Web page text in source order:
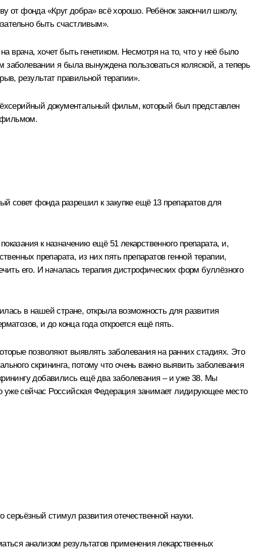
от фонда «Круг добра» всё хорошо. Ребёнок закончил школу,
быть счастливым».
врача, хочет быть генетиком. Несмотря на то, что у неё было
я была вынуждена пользоваться коляской, а теперь
результат правильной терапии».
документальный фильм, который был представлен
фильмом.
совет фонда разрешил к закупке ещё 13 препаратов для
к назначению ещё 51 лекарственного препарата, и,
препарата, из них пять препаратов генной терапии,
его. И началась терапия дистрофических форм буллёзного
в нашей стране, открыла возможность для развития
и до конца года откроется ещё пять.
позволяют выявлять заболевания на ранних стадиях. Это
скрининга, потому что очень важно выявить заболевания
добавились ещё два заболевания – и уже 38. Мы
сейчас Российская Федерация занимает лидирующее место
стимул развития отечественной науки.
анализом результатов применения лекарственных